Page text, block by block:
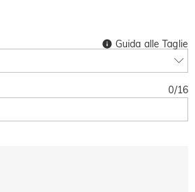
Guida alle Taglie
0/16